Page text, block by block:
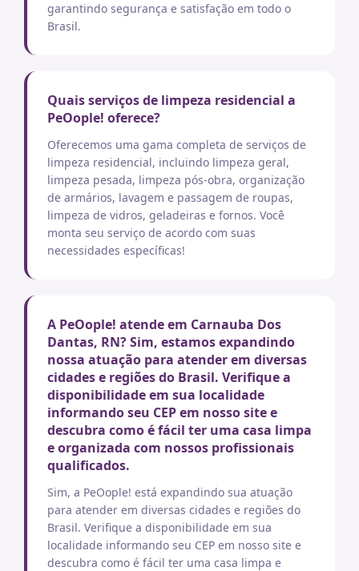
garantindo segurança e satisfação em todo o
Brasil.
Quais serviços de limpeza residencial a
PeOople! oferece?
Oferecemos uma gama completa de serviços de
limpeza residencial, incluindo limpeza geral,
limpeza pesada, limpeza pós-obra, organização
de armários, lavagem e passagem de roupas,
limpeza de vidros, geladeiras e fornos. Você
monta seu serviço de acordo com suas
necessidades específicas!
A PeOople! atende em Carnauba Dos
Dantas, RN? Sim, estamos expandindo
nossa atuação para atender em diversas
cidades e regiões do Brasil. Verifique a
disponibilidade em sua localidade
informando seu CEP em nosso site e
descubra como é fácil ter uma casa limpa
e organizada com nossos profissionais
qualificados.
Sim, a PeOople! está expandindo sua atuação
para atender em diversas cidades e regiões do
Brasil. Verifique a disponibilidade em sua
localidade informando seu CEP em nosso site e
descubra como é fácil ter uma casa limpa e